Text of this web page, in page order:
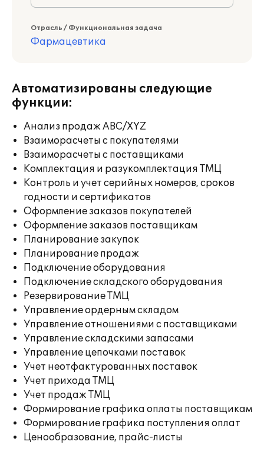
Отрасль / Функциональная задача
Фармацевтика
Автоматизированы следующие
функции:
Анализ продаж ABC/XYZ
Взаиморасчеты с покупателями
Взаиморасчеты с поставщиками
Комплектация и разукомплектация ТМЦ
Контроль и учет серийных номеров, сроков
годности и сертификатов
Оформление заказов покупателей
Оформление заказов поставщикам
Планирование закупок
Планирование продаж
Подключение оборудования
Подключение складского оборудования
Резервирование ТМЦ
Управление ордерным складом
Управление отношениями с поставщиками
Управление складскими запасами
Управление цепочками поставок
Учет неотфактурованных поставок
Учет прихода ТМЦ
Учет продаж ТМЦ
Формирование графика оплаты поставщикам
Формирование графика поступления оплат
Ценообразование, прайс-листы